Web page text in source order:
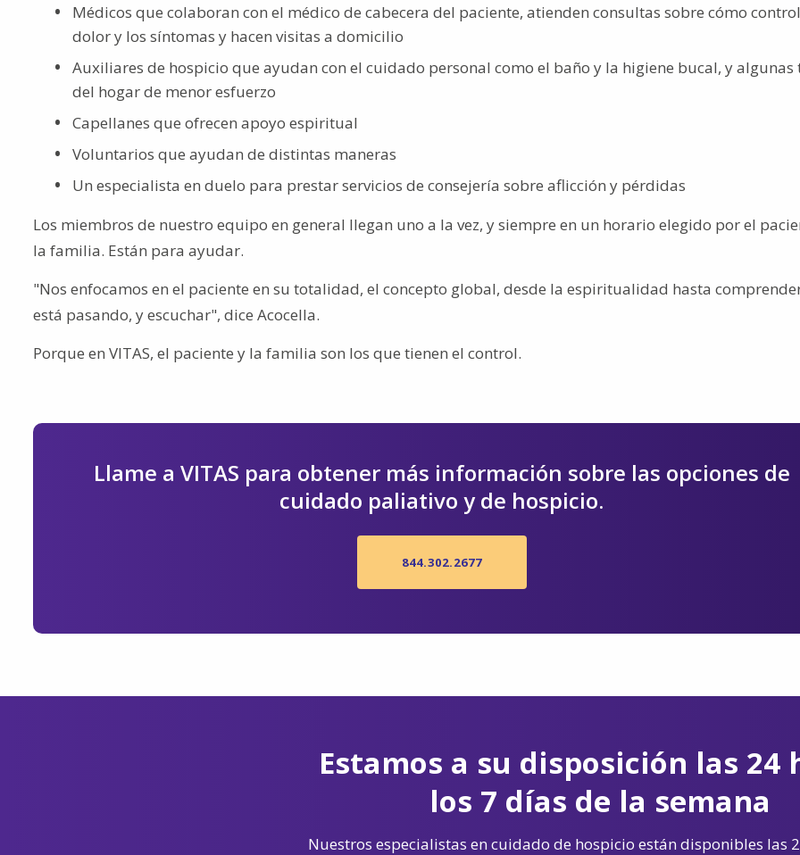
Médicos que colaboran con el médico de cabecera del paciente, atienden consultas sobre cómo
dolor y los síntomas y hacen visitas a domicilio
Auxiliares de hospicio que ayudan con el cuidado personal como el baño y la higiene bucal, y algunas
del hogar de menor esfuerzo
Capellanes que ofrecen apoyo espiritual
Voluntarios que ayudan de distintas maneras
Un especialista en duelo para prestar servicios de consejería sobre aflicción y pérdidas
Los miembros de nuestro equipo en general llegan uno a la vez, y siempre en un horario elegido por el
la familia. Están para ayudar.
"Nos enfocamos en el paciente en su totalidad, el concepto global, desde la espiritualidad hasta
está pasando, y escuchar", dice Acocella.
Porque en VITAS, el paciente y la familia son los que tienen el control.
Llame a VITAS para obtener más información sobre las opciones de
cuidado paliativo y de hospicio.
844.302.2677
Estamos a su disposición las 24
los 7 días de la semana
Nuestros especialistas en cuidado de hospicio están disponibles las